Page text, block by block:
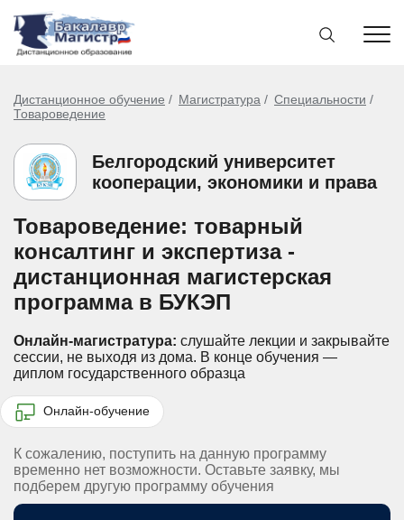
Дистанционное обучение Магистратура
Специальности
Товароведение
Белгородский университет
кооперации, экономики и права
Товароведение: товарный
консалтинг и экспертиза -
дистанционная магистерская
программа в БУКЭП
Онлайн-магистратура: слушайте лекции и закрывайте
сессии, не выходя из дома. В конце обучения —
диплом государственного образца
Онлайн-обучение
К сожалению, поступить на данную программу
временно нет возможности. Оставьте заявку, мы
подберем другую программу обучения